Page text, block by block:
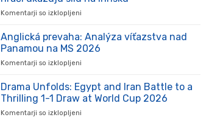
Komentarji so izklopljeni
futbal
zažíva
hráči
ukazujú
Anglická prevaha: Analýza víťazstva nad
Panamou na MS 2026
Komentarji so izklopljeni
prevaha:
Analýza
Drama Unfolds: Egypt and Iran Battle to a
Thrilling 1-1 Draw at World Cup 2026
Komentarji so izklopljeni